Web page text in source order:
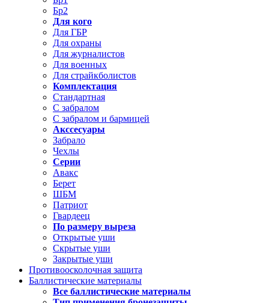
Бр2
Для кого
Для ГБР
Для охраны
Для журналистов
Для военных
Для страйкболистов
Комплектация
Стандартная
С забралом
С забралом и бармицей
Акссесуары
Забрало
Чехлы
Серии
Авакс
Берет
ШБМ
Патриот
Гвардеец
По размеру выреза
Открытые уши
Скрытые уши
Закрытые уши
Противоосколочная защита
Баллистические материалы
Все баллистические материалы